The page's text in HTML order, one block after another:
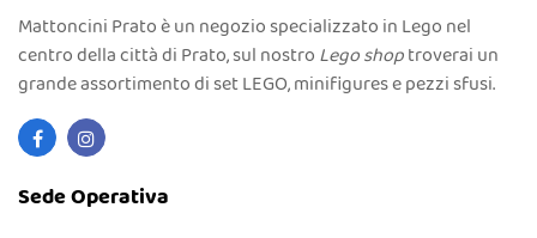
Mattoncini Prato è un negozio specializzato in Lego nel
centro della città di Prato, sul nostro Lego shoptroverai un
grande assortimento di set LEGO, minifigures e pezzi sfusi.
Sede Operativa